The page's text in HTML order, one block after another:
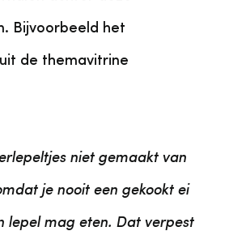
Bijvoorbeeld het
de themavitrine
niet gemaakt van
je nooit een gekookt ei
lepel mag eten. Dat verpest